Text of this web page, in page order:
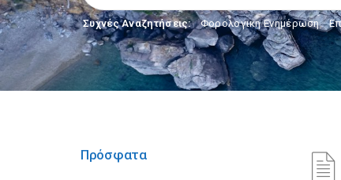
Συχνές Αναζητήσεις: Φορολογικη Ενημέρωση,
Πρόσφατα